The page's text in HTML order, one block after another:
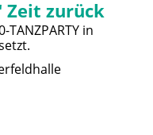
Zeit zurück
TANZPARTY in